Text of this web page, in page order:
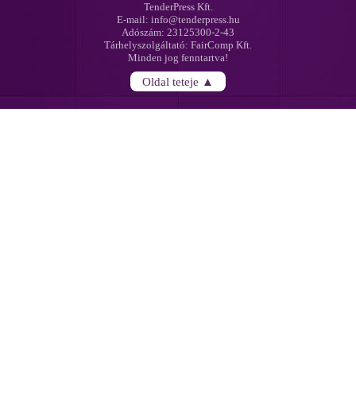
TenderPress Kft.
E-mail: info@tenderpress.hu
Adószám: 23125300-2-43
Tárhelyszolgáltató: FairComp Kft.
Minden jog fenntartva!
Oldal teteje ▲